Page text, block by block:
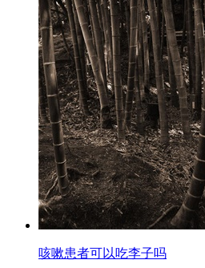
咳嗽患者可以吃李子吗